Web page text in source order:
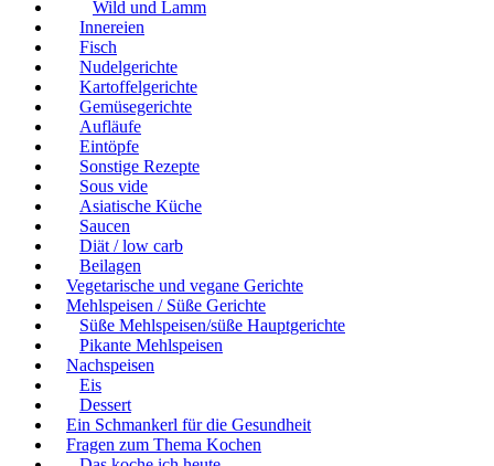
Wild und Lamm
Innereien
Fisch
Nudelgerichte
Kartoffelgerichte
Gemüsegerichte
Aufläufe
Eintöpfe
Sonstige Rezepte
Sous vide
Asiatische Küche
Saucen
Diät / low carb
Beilagen
Vegetarische und vegane Gerichte
Mehlspeisen / Süße Gerichte
Süße Mehlspeisen/süße Hauptgerichte
Pikante Mehlspeisen
Nachspeisen
Eis
Dessert
Ein Schmankerl für die Gesundheit
Fragen zum Thema Kochen